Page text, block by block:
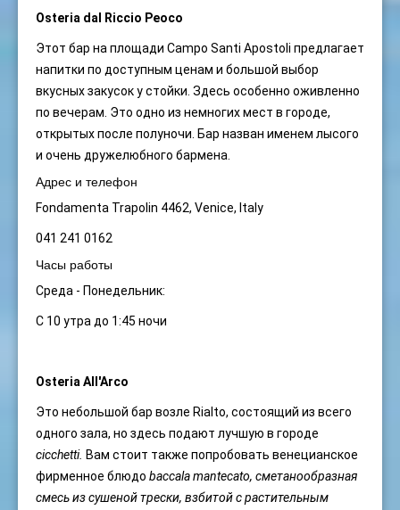
Osteria dal Riccio Peoco
Этот бар на площади Campo Santi Apostoli предлагает
напитки по доступным ценам и большой выбор
вкусных закусок у стойки. Здесь особенно оживленно
по вечерам. Это одно из немногих мест в городе,
открытых после полуночи. Бар назван именем лысого
и очень дружелюбного бармена.
Адрес и телефон
Fondamenta Trapolin 4462, Venice, Italy
041 241 0162
Часы работы
Среда - Понедельник:
С 10 утра до 1:45 ночи
Osteria All'Arco
Это небольшой бар возле Rialto, состоящий из всего
одного зала, но здесь подают лучшую в городе
cicchetti. Вам стоит также попробовать венецианское
фирменное блюдо baccala mantecato, сметанообразная
смесь из сушеной трески, взбитой с растительным